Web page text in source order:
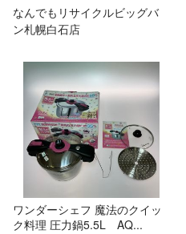
なんでもリサイクルビッグバ
ン札幌白石店
ワンダーシェフ 魔法のクイッ
ク料理 圧力鍋5.5L AQ...